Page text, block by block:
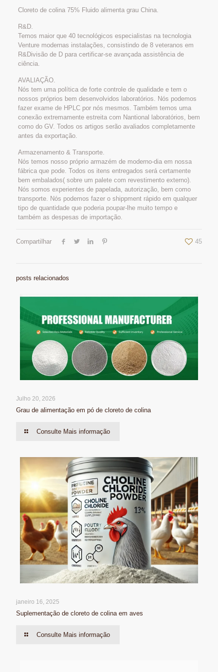
Cloreto de colina 75% Fluido alimenta grau China.
R&D.
Temos maior que 40 tecnológicos especialistas na tecnologia
Venture modernas instalações, consistindo de 8 veteranos em
R&Divisão de D para certificar-se avançada assistência de
ciência.
AVALIAÇÃO.
Nós tem uma política de forte controle de qualidade e tem o
nossos próprios bem desenvolvidos laboratórios. Nós podemos
fazer exame de HPLC por nós mesmos. Também temos uma
conexão extremamente estreita com Nantional laboratórios, bem
como do GV. Todos os artigos serão avaliados completamente
antes da exportação.
Armazenamento & Transporte.
Nós temos nosso próprio armazém de moderno-dia em nossa
fábrica que pode. Todos os itens entregados será certamente
bem embalados( sobre um palete com revestimento externo).
Nós somos experientes de papelada, autorização, bem como
transporte. Nós podemos fazer o shippment rápido em qualquer
tipo de quantidade que poderia poupar-lhe muito tempo e
também as despesas de importação.
Compartilhar 45
posts relacionados
Julho 20, 2026
Grau de alimentação em pó de cloreto de colina
Consulte Mais informação
janeiro 16, 2025
Suplementação de cloreto de colina em aves
Consulte Mais informação